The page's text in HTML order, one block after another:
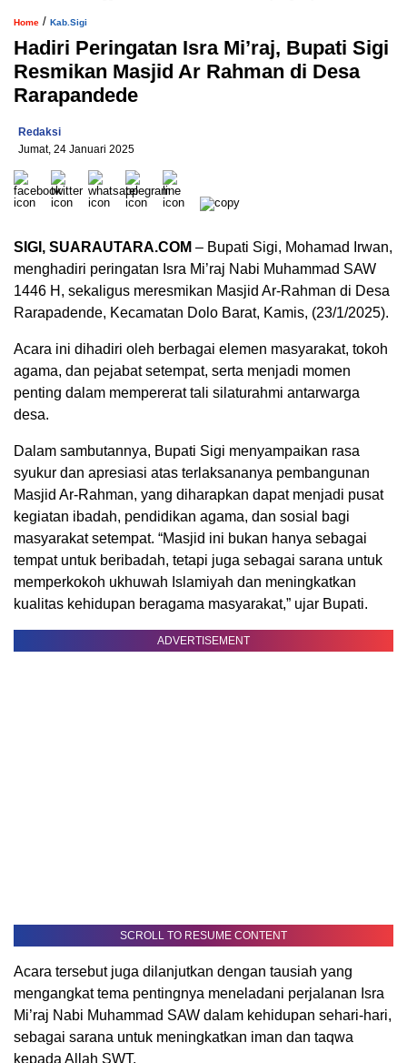
Home / Kab.Sigi
Hadiri Peringatan Isra Mi’raj, Bupati Sigi
Resmikan Masjid Ar Rahman di Desa
Rarapandede
Redaksi
Jumat, 24 Januari 2025
SIGI, SUARAUTARA.COM – Bupati Sigi, Mohamad Irwan,
menghadiri peringatan Isra Mi’raj Nabi Muhammad SAW
1446 H, sekaligus meresmikan Masjid Ar-Rahman di Desa
Rarapadende, Kecamatan Dolo Barat, Kamis, (23/1/2025).
Acara ini dihadiri oleh berbagai elemen masyarakat, tokoh
agama, dan pejabat setempat, serta menjadi momen
penting dalam mempererat tali silaturahmi antarwarga
desa.
Dalam sambutannya, Bupati Sigi menyampaikan rasa
syukur dan apresiasi atas terlaksananya pembangunan
Masjid Ar-Rahman, yang diharapkan dapat menjadi pusat
kegiatan ibadah, pendidikan agama, dan sosial bagi
masyarakat setempat. “Masjid ini bukan hanya sebagai
tempat untuk beribadah, tetapi juga sebagai sarana untuk
memperkokoh ukhuwah Islamiyah dan meningkatkan
kualitas kehidupan beragama masyarakat,” ujar Bupati.
ADVERTISEMENT
SCROLL TO RESUME CONTENT
Acara tersebut juga dilanjutkan dengan tausiah yang
mengangkat tema pentingnya meneladani perjalanan Isra
Mi’raj Nabi Muhammad SAW dalam kehidupan sehari-hari,
sebagai sarana untuk meningkatkan iman dan taqwa
kepada Allah SWT.